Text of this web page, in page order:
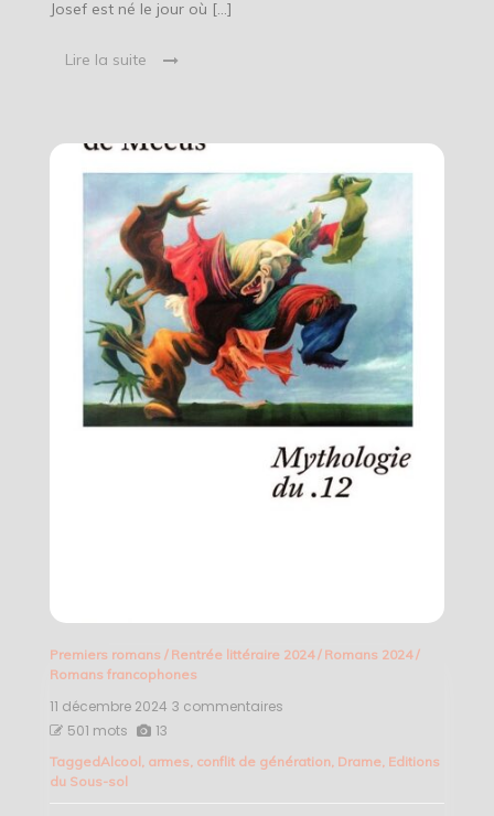
Josef est né le jour où […]
Lire la suite
Premiers romans / Rentrée littéraire 2024/ Romans 2024/
Romans francophones
11 décembre 2024 3 commentaires
.12
501 mots 13
TaggedAlcool, armes conflit de génération, Drame, Editions
du Sous-sol